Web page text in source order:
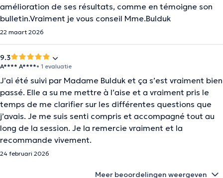
amélioration de ses résultats, comme en témoigne son
bulletin.Vraiment je vous conseil Mme.Bulduk
22 maart 2026
9.3
A**** A****• 1 evaluatie
J’ai été suivi par Madame Bulduk et ça s’est vraiment bien
passé. Elle a su me mettre à l’aise et a vraiment pris le
temps de me clarifier sur les différentes questions que
j’avais. Je me suis senti compris et accompagné tout au
long de la session. Je la remercie vraiment et la
recommande vivement.
24 februari 2026
Meer beoordelingen weergeven